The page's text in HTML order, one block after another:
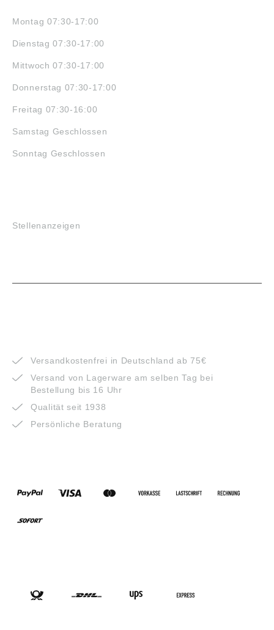
Montag 07:30-17:00
Dienstag 07:30-17:00
Mittwoch 07:30-17:00
Donnerstag 07:30-17:00
Freitag 07:30-16:00
Samstag Geschlossen
Sonntag Geschlossen
Stellenanzeigen
Versandkostenfrei in Deutschland ab 75€
Versand von Lagerware am selben Tag bei
Bestellung bis 16 Uhr
Qualität seit 1938
Persönliche Beratung